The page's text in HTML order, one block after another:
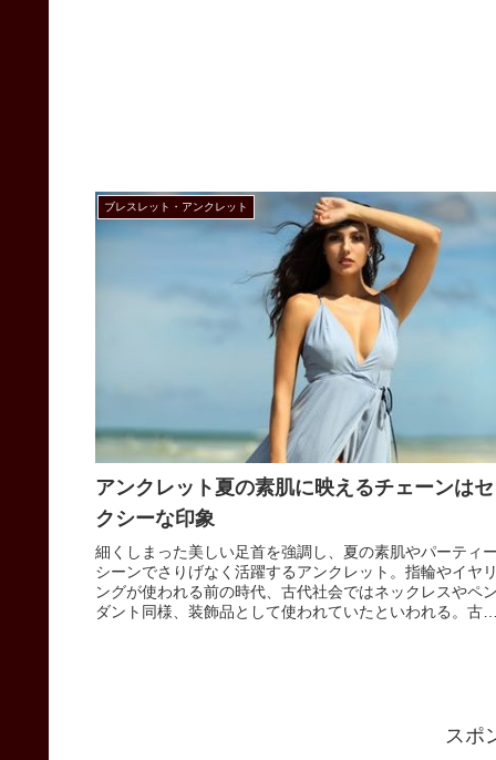
ブレスレット・アンクレット
アンクレット夏の素肌に映えるチェーンはセ
クシーな印象
細くしまった美しい足首を強調し、夏の素肌やパーティ
シーンでさりげなく活躍するアンクレット。指輪やイヤ
ングが使われる前の時代、古代社会ではネックレスやペ
ダント同様、装飾品として使われていたといわれる。古
スポ